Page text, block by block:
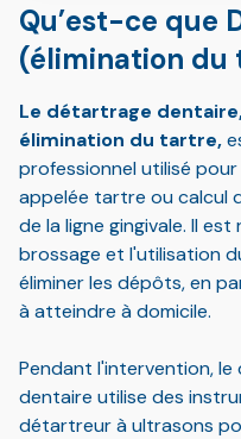
Qu’est-ce que
(élimination du
Le détartrage
élimination du tartre,
professionnel utilisé
appelée tartre ou calcul
de la ligne gingivale. Il
brossage et l'utilisation
éliminer les dépôts, en
à atteindre à domicile.
Pendant l'intervention,
dentaire utilise des
détartreur à ultrasons